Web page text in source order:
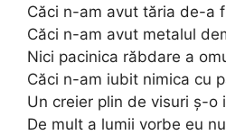
Căci n-am avut tăria de-a
Căci n-am avut metalul
Nici pacinica răbdare a
Căci n-am iubit nimica cu
Un creier plin de visuri ş-o
De mult a lumii vorbe eu